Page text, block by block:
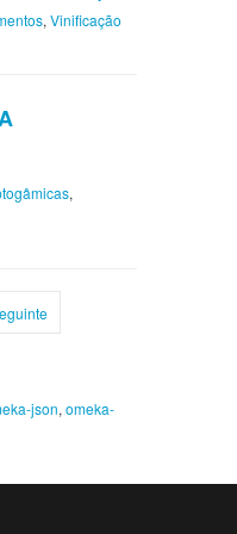
, Vinificação
,
json, omeka-